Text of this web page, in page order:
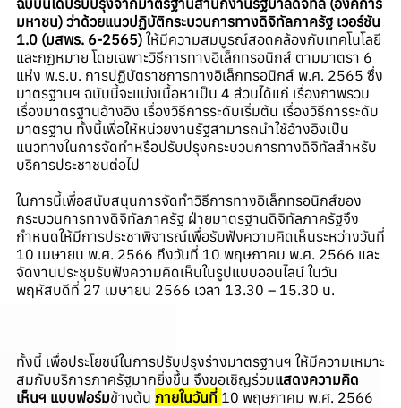
ฉบับนี้ได้ปรับปรุงจากมาตรฐานสำนักงานรัฐบาลดิจิทัล (องค์การ
มหาชน) ว่าด้วยแนวปฏิบัติกระบวนการทางดิจิทัลภาครัฐ เวอร์ชัน
1.0 (มสพร. 6-2565) ให้มีความสมบูรณ์สอดคล้องกับเทคโนโลยี
และกฏหมาย โดยเฉพาะวิธีการทางอิเล็กทรอนิกส์ ตามมาตรา 6
แห่ง พ.ร.บ. การปฏิบัตราชการทางอิเล็กทรอนิกส์ พ.ศ. 2565 ซึ่ง
มาตรฐานฯ ฉบับนี้จะแบ่งเนื้อหาเป็น 4 ส่วนได้แก่ เรื่องภาพรวม
เรื่องมาตรฐานอ้างอิง เรื่องวิธีการระดับเริ่มต้น เรื่องวิธีการระดับ
มาตรฐาน ทั้งนี้เพื่อให้หน่วยงานรัฐสามารถนำใช้อ้างอิงเป็น
แนวทางในการจัดทำหรือปรับปรุงกระบวนการทางดิจิทัลสำหรับ
บริการประชาชนต่อไป
ในการนี้เพื่อสนับสนุนการจัดทำวิธีการทางอิเล็กทรอนิกส์ของ
กระบวนการทางดิจิทัลภาครัฐ ฝ่ายมาตรฐานดิจิทัลภาครัฐจึง
กำหนดให้มีการประชาพิจารณ์เพื่อรับฟังความคิดเห็นระหว่างวันที่
10 เมษายน พ.ศ. 2566 ถึงวันที่ 10 พฤษภาคม พ.ศ. 2566 และ
จัดงานประชุมรับฟังความคิดเห็นในรูปแบบออนไลน์ ในวัน
พฤหัสบดีที่ 27 เมษายน 2566 เวลา 13.30 – 15.30 น.
ทั้งนี้ เพื่อประโยชน์ในการปรับปรุงร่างมาตรฐานฯ ให้มีความเหมาะ
สมกับบริการภาครัฐมากยิ่งขึ้น จึงขอเชิญร่วมแสดงความคิด
เห็นฯ แบบฟอร์มข้างต้น ภายในวันที่ 10 พฤษภาคม พ.ศ. 2566